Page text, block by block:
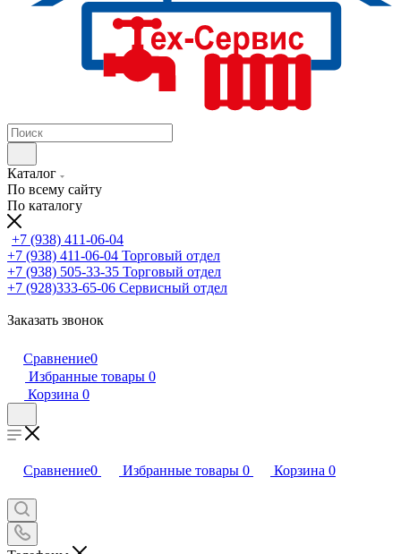
Каталог
По всему сайту
По каталогу
+7 (938) 411-06-04
+7 (938) 411-06-04 Торговый отдел
+7 (938) 505-33-35 Торговый отдел
+7 (928)333-65-06 Сервисный отдел
Заказать звонок
Сравнение0
Избранные товары 0
Корзина 0
Сравнение0 Избранные товары 0 Корзина 0